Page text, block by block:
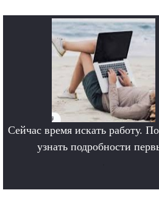
Сейчас время искать работу.
узнать подробности